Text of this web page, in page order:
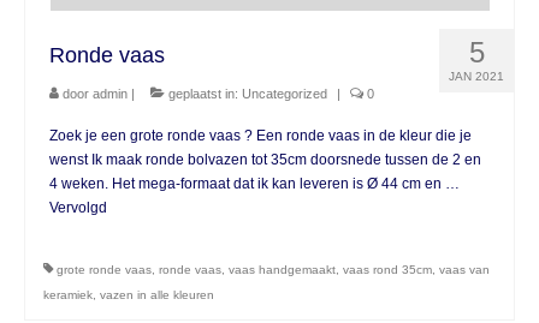
5
JAN 2021
Ronde vaas
door admin | geplaatst in: Uncategorized | 0
Zoek je een grote ronde vaas ? Een ronde vaas in de kleur die je
wenst Ik maak ronde bolvazen tot 35cm doorsnede tussen de 2 en
4 weken. Het mega-formaat dat ik kan leveren is Ø 44 cm en …
Vervolgd
grote ronde vaas ronde vaas vaas handgemaakt vaas rond 35cm vaas van
keramiek vazen in alle kleuren